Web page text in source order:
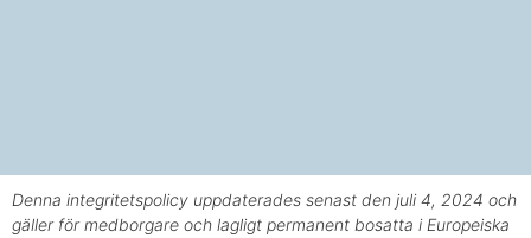
Denna integritetspolicy uppdaterades senast den juli 4, 2024 och
gäller för medborgare och lagligt permanent bosatta i Europeiska